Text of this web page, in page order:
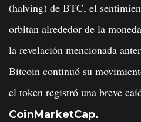
(halving) de BTC, el
orbitan alrededor de la
la revelación mencionada
Bitcoin continuó su
el token registró una breve
CoinMarketCap.